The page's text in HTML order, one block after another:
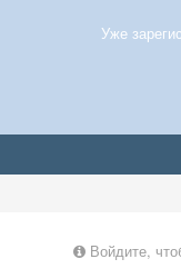
Уже
Войдите,